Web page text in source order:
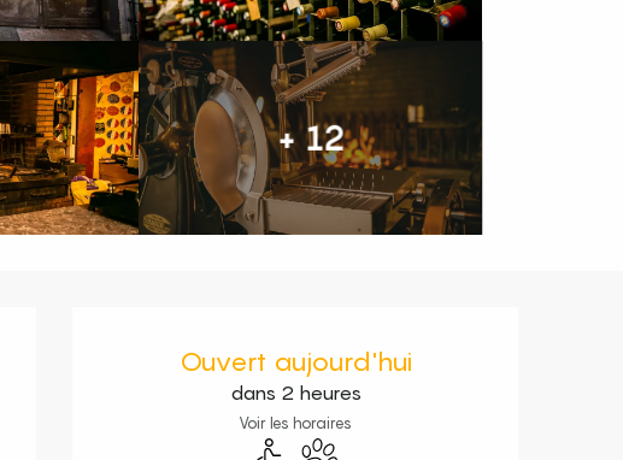
+ 12
Ouvert aujourd'hui
dans 2 heures
Voir les horaires
Accès handicapés
Animaux acceptés